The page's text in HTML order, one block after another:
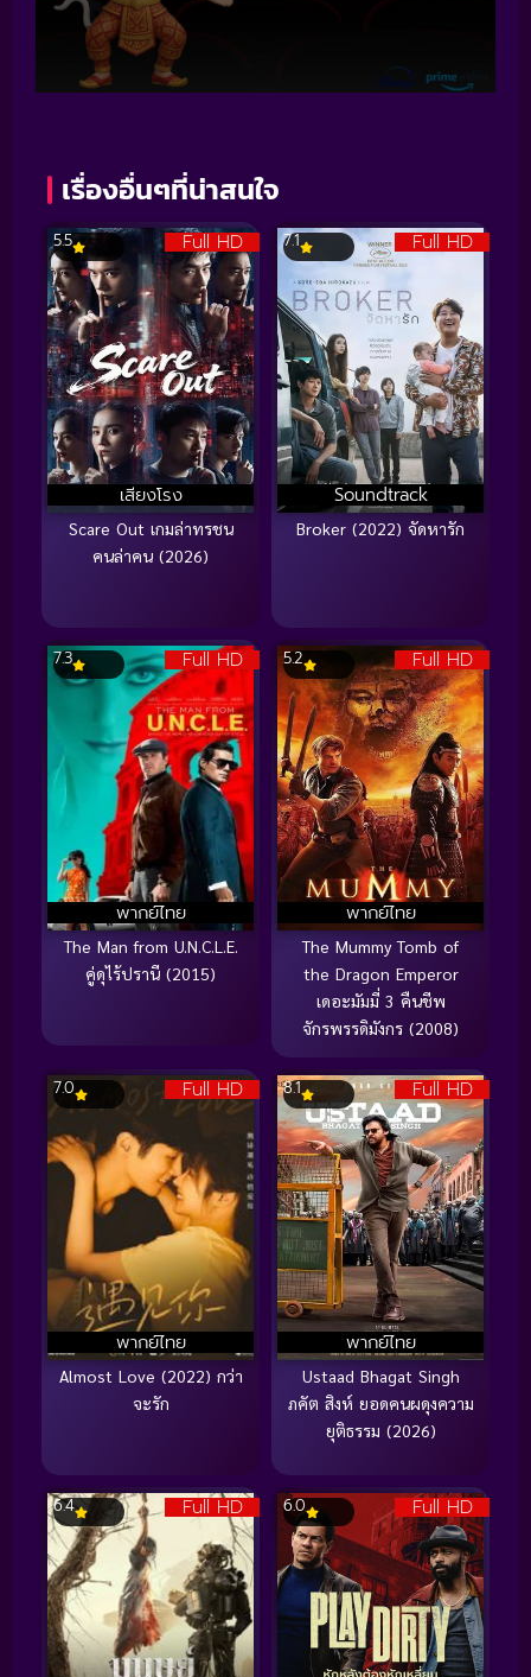
เรื่องอื่นๆที่น่าสนใจ
Full HD
เสียงโรง
5.5
Scare Out เกมล่าทรชน
คนล่าคน (2026)
Full HD
Soundtrack
7.1
Broker (2022) จัดหารัก
Full HD
พากย์ไทย
7.3
The Man from U.N.C.L.E.
คู่ดุไร้ปรานี (2015)
Full HD
พากย์ไทย
5.2
The Mummy Tomb of
the Dragon Emperor
เดอะมัมมี่ 3 คืนชีพ
จักรพรรดิมังกร (2008)
Full HD
พากย์ไทย
7.0
Almost Love (2022) กว่า
จะรัก
Full HD
พากย์ไทย
8.1
Ustaad Bhagat Singh
ภคัต สิงห์ ยอดคนผดุงความ
ยุติธรรม (2026)
Full HD
6.4 Full HD
6.0